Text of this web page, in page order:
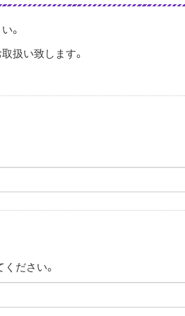
。
扱い致します。
ださい。